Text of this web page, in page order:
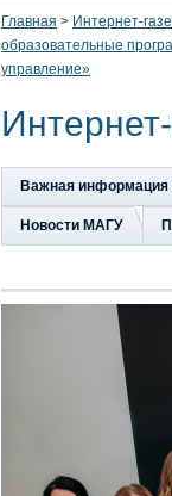
Главная > Интернет-
образовательные
управление»
Важная информация
Новости МАГУ